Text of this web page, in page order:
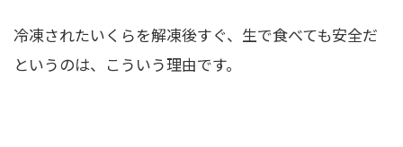
冷凍されたいくらを解凍後すぐ、生で食べても安全だ
というのは、こういう理由です。